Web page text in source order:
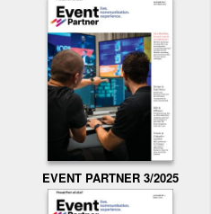
EVENT PARTNER 3/2025